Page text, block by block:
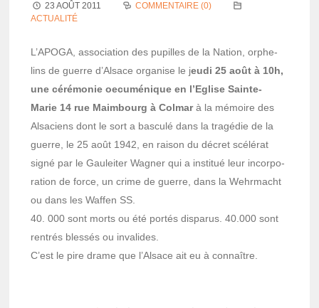
23 AOÛT 2011
COMMENTAIRE (0)
ACTUALITÉ
L’APOGA, asso­cia­tion des pupilles de la Nation, orphe­
lins de guerre d’Al­sace orga­nise le jeudi 25 août à 10h,
une céré­mo­nie oecu­mé­nique en l’Eglise Sainte-
Marie 14 rue Maim­bourg à Colmarà la mémoire des
Alsa­ciens dont le sort a basculé dans la tragé­die de la
guerre, le 25 août 1942, en raison du décret scélé­rat
signé par le Gaulei­ter Wagner qui a insti­tué leur incor­po­
ra­tion de force, un crime de guerre, dans la Wehr­macht
ou dans les Waffen SS.
40. 000 sont morts ou été portés dispa­rus. 40.000 sont
rentrés bles­sés ou inva­lides.
C’est le pire drame que l’Al­sace ait eu à connaître.